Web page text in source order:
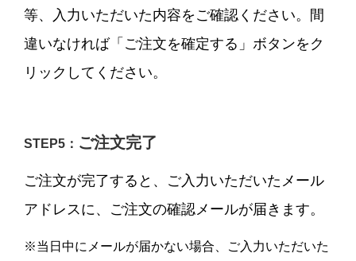
等、入力いただいた内容をご確認ください。間
違いなければ「ご注文を確定する」ボタンをク
リックしてください。
STEP5： ご注文完了
ご注文が完了すると、ご入力いただいたメール
アドレスに、ご注文の確認メールが届きます。
※当日中にメールが届かない場合、ご入力いただいた